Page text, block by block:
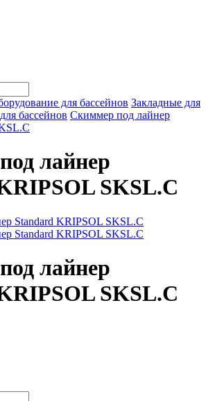
для бассейнов Закладные для
бассейнов Скиммер под лайнер
лайнер
SKSL.C
лайнер
SKSL.C